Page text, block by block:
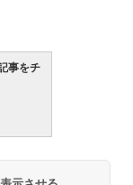
事をチ